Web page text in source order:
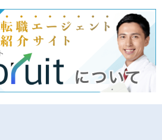
医師転職特集
Doctoruitについて
運営者情報
イバシーポリシー